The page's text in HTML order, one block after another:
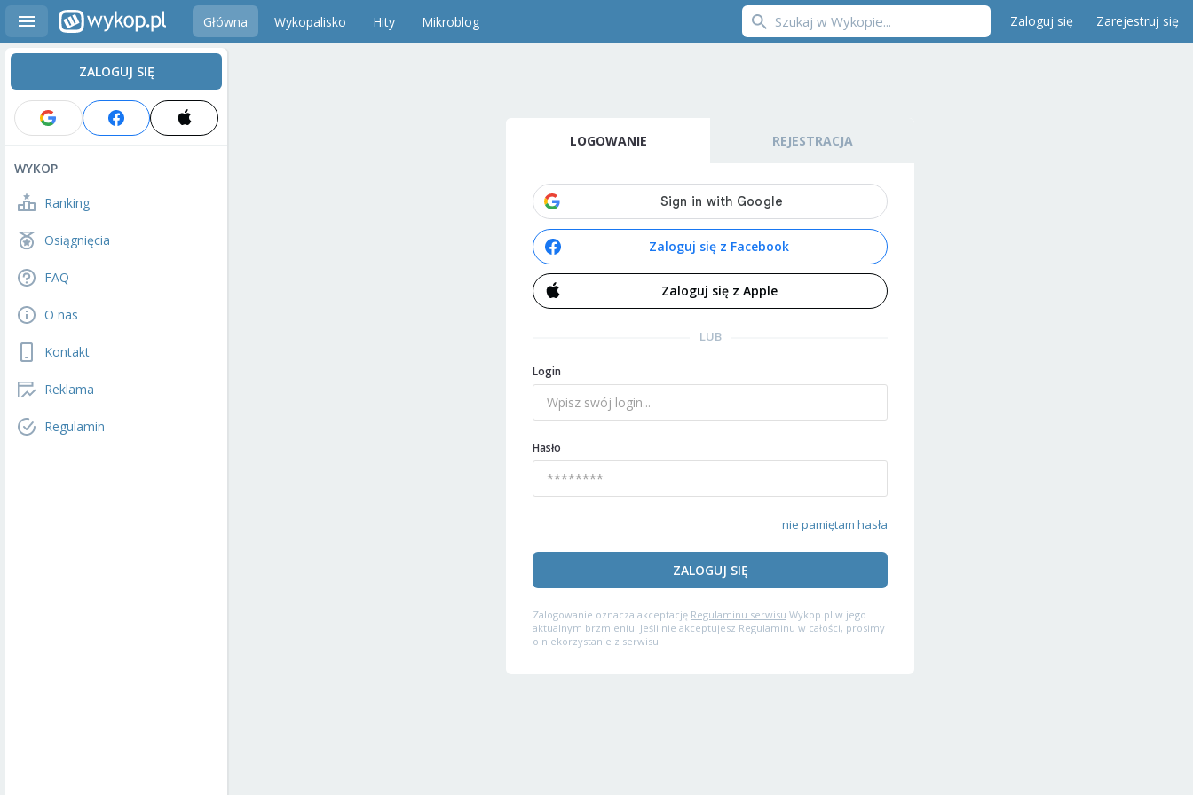
Główna Wykopalisko Hity Mikroblog Zaloguj się Zarejestruj się
ZALOGUJ SIĘ
WYKOP
Ranking
Osiągnięcia
FAQ
O nas
Kontakt
Reklama
Regulamin
LOGOWANIE REJESTRACJA
Zaloguj się z Facebook
Zaloguj się z Apple
LUB
Login
Hasło
nie pamiętam hasła
ZALOGUJ SIĘ
Zalogowanie oznacza akceptację Regulaminu serwisu Wykop.pl w jego
aktualnym brzmieniu. Jeśli nie akceptujesz Regulaminu w całości, prosimy
o niekorzystanie z serwisu.